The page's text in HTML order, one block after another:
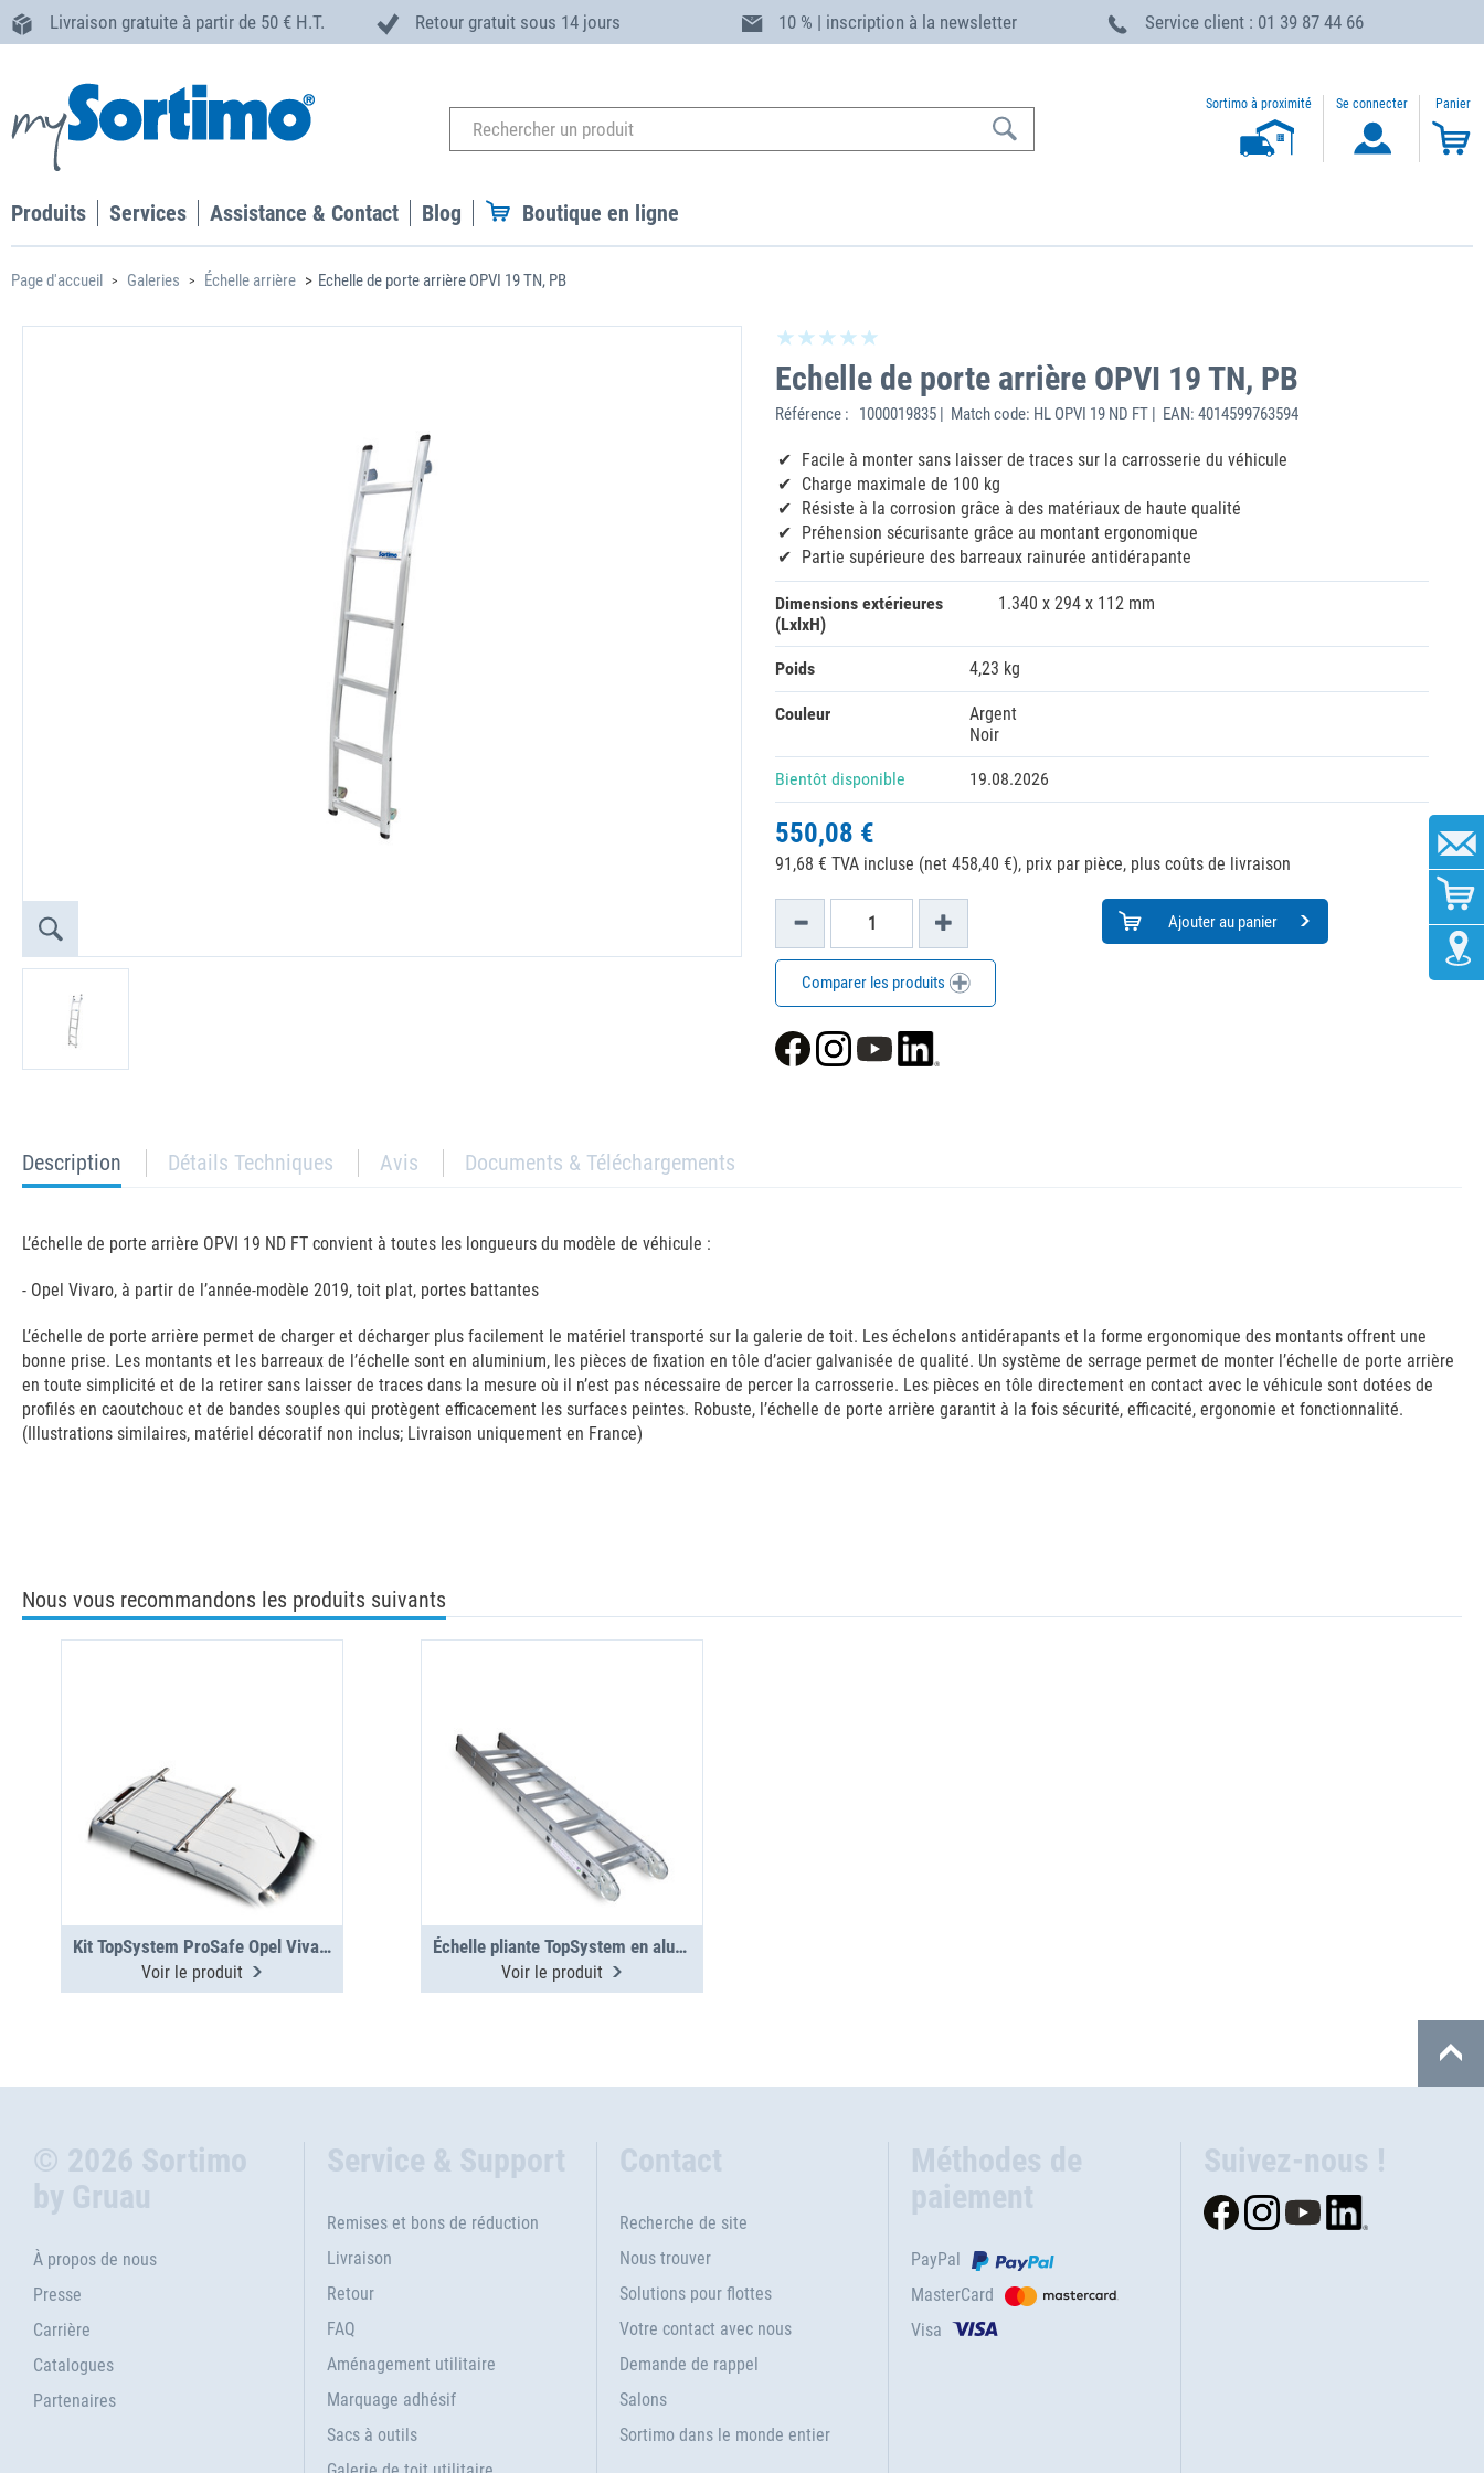
Livraison gratuite à partir de 50 € H.T. Retour gratuit sous 14 jours 10 % | inscription à la newsletter Service client : 01 39 87 44 66
Sortimo à proximité Se connecter Panier
Produits Services Assistance & Contact Blog Boutique en ligne
Page d'accueil Galeries Échelle arrière Echelle de porte arrière OPVI 19 TN, PB
Echelle de porte arrière OPVI 19 TN, PB
Référence : 1000019835 | Match code: HL OPVI 19 ND FT | EAN: 4014599763594
Facile à monter sans laisser de traces sur la carrosserie du véhicule
Charge maximale de 100 kg
Résiste à la corrosion grâce à des matériaux de haute qualité
Préhension sécurisante grâce au montant ergonomique
Partie supérieure des barreaux rainurée antidérapante
Dimensions extérieures
(LxlxH)
1.340 x 294 x 112 mm
Poids 4,23 kg
Couleur
Argent
Noir
Bientôt disponible 19.08.2026
550,08 €
91,68 € TVA incluse (net 458,40 €), prix par pièce, plus coûts de livraison
Ajouter au panier
Comparer les produits
current
tab:
Description Détails Techniques Avis Documents & Téléchargements
L’échelle de porte arrière OPVI 19 ND FT convient à toutes les longueurs du modèle de véhicule :
- Opel Vivaro, à partir de l’année-modèle 2019, toit plat, portes battantes
L’échelle de porte arrière permet de charger et décharger plus facilement le matériel transporté sur la galerie de toit. Les échelons antidérapants et la forme ergonomique des montants offrent une
bonne prise. Les montants et les barreaux de l’échelle sont en aluminium, les pièces de fixation en tôle d’acier galvanisée de qualité. Un système de serrage permet de monter l’échelle de porte arrière
en toute simplicité et de la retirer sans laisser de traces dans la mesure où il n’est pas nécessaire de percer la carrosserie. Les pièces en tôle directement en contact avec le véhicule sont dotées de
profilés en caoutchouc et de bandes souples qui protègent efficacement les surfaces peintes. Robuste, l’échelle de porte arrière garantit à la fois sécurité, efficacité, ergonomie et fonctionnalité.
(Illustrations similaires, matériel décoratif non inclus; Livraison uniquement en France)
Nous vous recommandons les produits suivants
Kit TopSystem ProSafe Opel Vivaro 2 traverses
Voir le produit
Échelle pliante TopSystem en aluminium 3000 mm
Voir le produit
© 2026 Sortimo
by Gruau
À propos de nous
Presse
Carrière
Catalogues
Partenaires
Service & Support
Remises et bons de réduction
Livraison
Retour
FAQ
Aménagement utilitaire
Marquage adhésif
Sacs à outils
Contact
Recherche de site
Nous trouver
Solutions pour flottes
Votre contact avec nous
Demande de rappel
Salons
Sortimo dans le monde entier
Méthodes de
paiement
PayPal
MasterCard
Visa
Suivez-nous !